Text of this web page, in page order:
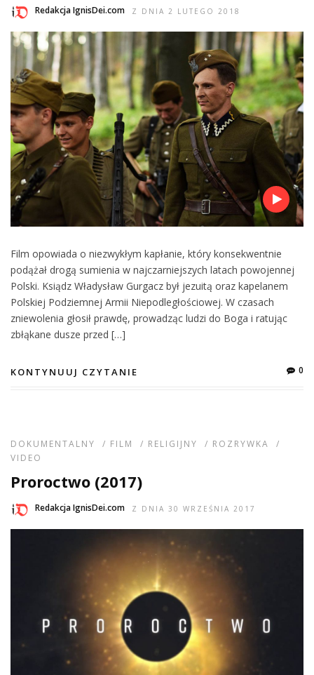
Redakcja IgnisDei.com Z DNIA 2 LUTEGO 2018
Film opowiada o niezwykłym kapłanie, który konsekwentnie
podążał drogą sumienia w najczarniejszych latach powojennej
Polski. Ksiądz Władysław Gurgacz był jezuitą oraz kapelanem
Polskiej Podziemnej Armii Niepodległościowej. W czasach
zniewolenia głosił prawdę, prowadząc ludzi do Boga i ratując
zbłąkane dusze przed […]
KONTYNUUJ CZYTANIE 0
DOKUMENTALNY / FILM / RELIGIJNY / ROZRYWKA
/
VIDEO
Proroctwo (2017)
Redakcja IgnisDei.com Z DNIA 30 WRZEŚNIA 2017